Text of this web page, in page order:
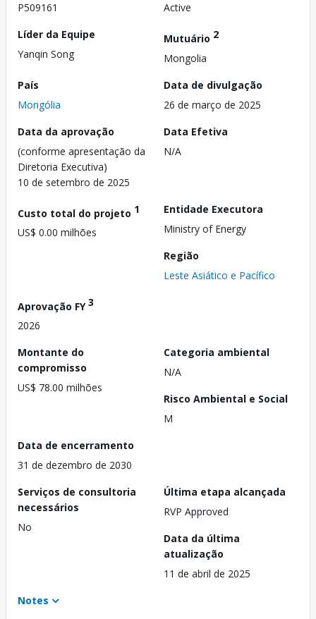
P509161
Active
Líder da Equipe
Yanqin Song
Mutuário 2
Mongolia
País
Mongólia
Data de divulgação
26 de março de 2025
Data da aprovação
(conforme apresentação da
Diretoria Executiva)
10 de setembro de 2025
Data Efetiva
N/A
Custo total do projeto 1
US$ 0.00 milhões
Entidade Executora
Ministry of Energy
Região
Leste Asiático e Pacífico
Aprovação FY3
2026
Montante do
compromisso
US$ 78.00 milhões
Categoria ambiental
N/A
Risco Ambiental e Social
M
Data de encerramento
31 de dezembro de 2030
Serviços de consultoria
necessários
No
Última etapa alcançada
RVP Approved
Data da última
atualização
11 de abril de 2025
Notes